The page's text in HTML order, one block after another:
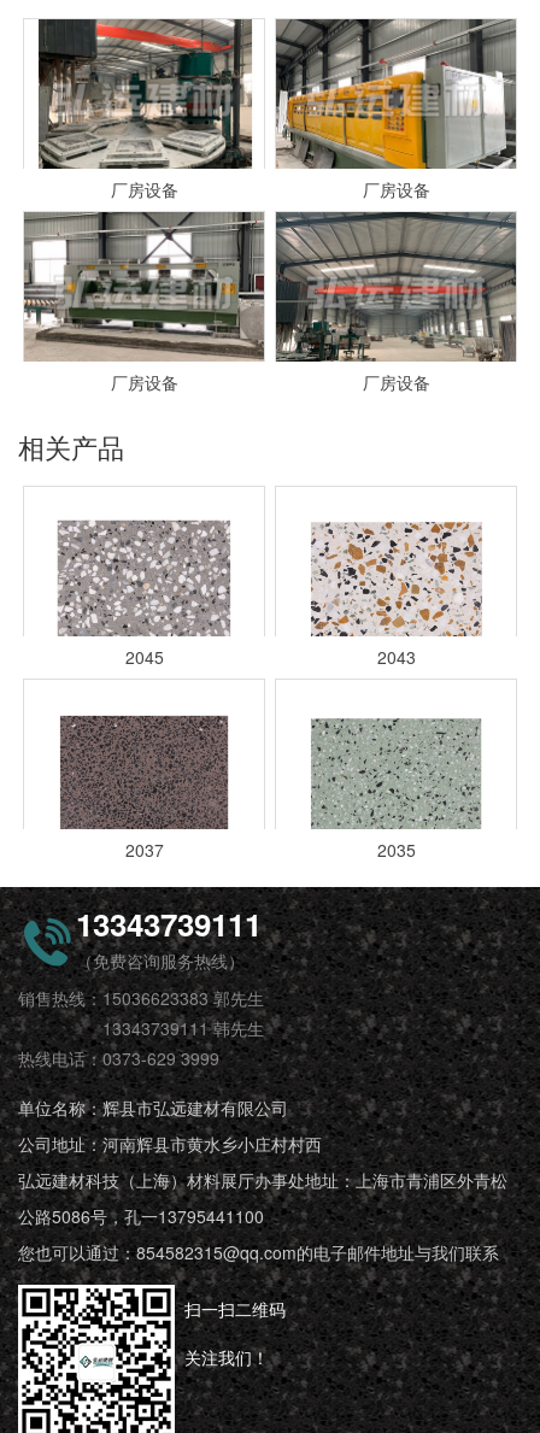
厂房设备 厂房设备
厂房设备 厂房设备
相关产品
2045 2043
2037 2035
13343739111
（免费咨询服务热线）
销售热线：15036623383 郭先生
13343739111 韩先生
热线电话：0373-629 3999
单位名称：辉县市弘远建材有限公司
公司地址：河南辉县市黄水乡小庄村村西
弘远建材科技（上海）材料展厅办事处地址：上海市青浦区外青松
公路5086号，孔一13795441100
您也可以通过：854582315@qq.com的电子邮件地址与我们联系
扫一扫二维码
关注我们！